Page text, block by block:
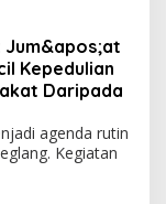
Jum&apos;at
Kepedulian
Daripada
agenda rutin
Kegiatan